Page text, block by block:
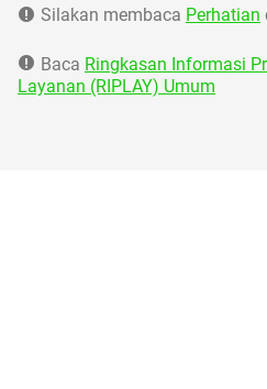
Silakan membaca Perhatian
Baca Ringkasan Informasi
Layanan (RIPLAY) Umum